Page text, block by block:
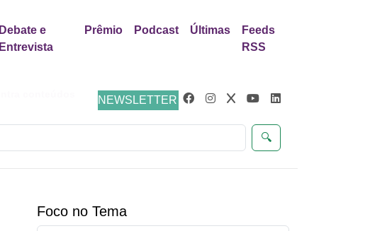
Debate e
Entrevista
Prêmio Podcast Últimas
Feeds
RSS
NEWSLETTER
🔍
Foco no Tema